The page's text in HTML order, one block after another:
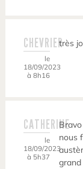
CHEVRIER
le
18/09/2023
à 8h16
très
CATHERINE
le
18/09/2023
à 5h37
nous